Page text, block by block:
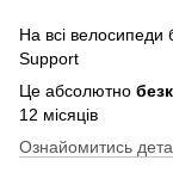
На всі велосипеди
Support
Це абсолютно
12 місяців
Ознайомитись